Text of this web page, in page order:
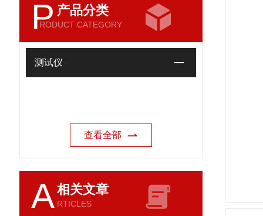
P 产品分类
RODUCT CATEGORY
测试仪
查看全部
A相关文章
RTICLES